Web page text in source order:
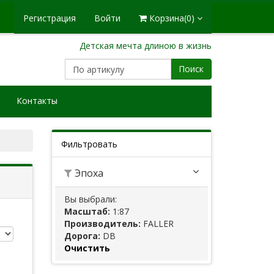
Детская мечта длиною в жизнь
Регистрация Войти Корзина(0)
Поиск
Контакты
Фильтровать
Эпоха
Вы выбрали:
Масштаб: 1:87
Производитель: FALLER
Дорога: DB
Очистить